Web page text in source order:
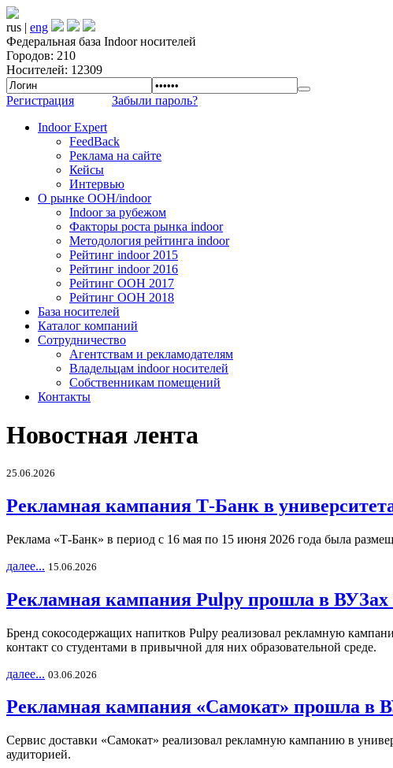
rus | eng
Федеральная база Indoor носителей
Городов: 210
Носителей: 12309
Регистрация
Забыли пароль?
Indoor Expert
FeedBack
Реклама на сайте
Кейсы
Интервью
О рынке OOH/indoor
Indoor за рубежом
Факторы роста рынка indoor
Методология рейтинга indoor
Рейтинг indoor 2015
Рейтинг indoor 2016
Рейтинг OOH 2017
Рейтинг OOH 2018
База носителей
Каталог компаний
Сотрудничество
Агентствам и рекламодателям
Владельцам indoor носителей
Собственникам помещений
Контакты
Новостная лента
25.06.2026
Рекламная кампания Т-Банк в
Реклама «Т-Банк» в период с 16 мая по 15 июня 2026 года была
далее... 15.06.2026
Рекламная кампания Pulpy прошла в ВУЗах
Бренд сокосодержащих напитков Pulpy реализовал рекламную
контакт со студентами в привычной для них образовательной среде.
далее... 03.06.2026
Рекламная кампания «Самокат» прошла в
Сервис доставки «Самокат» реализовал рекламную кампанию в
аудиторией.